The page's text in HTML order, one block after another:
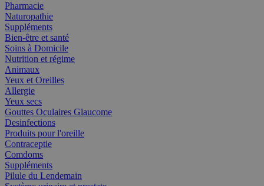
Pharmacie
Naturopathie
Suppléments
Bien-être et santé
Soins à Domicile
Nutrition et régime
Animaux
Yeux et Oreilles
Allergie
Yeux secs
Gouttes Oculaires Glaucome
Desinfections
Produits pour l'oreille
Contraceptie
Comdoms
Suppléments
Pilule du Lendemain